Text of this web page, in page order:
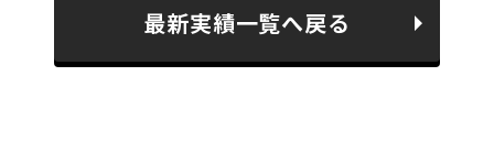
最新実績一覧へ戻る